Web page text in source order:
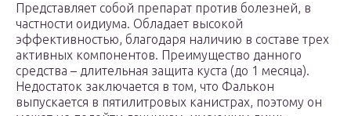
Представляет собой препарат против болезней, в
частности оидиума. Обладает высокой
эффективностью, благодаря наличию в составе трех
активных компонентов. Преимущество данного
средства – длительная защита куста (до 1 месяца).
Недостаток заключается в том, что Фалькон
выпускается в пятилитровых канистрах, поэтому он